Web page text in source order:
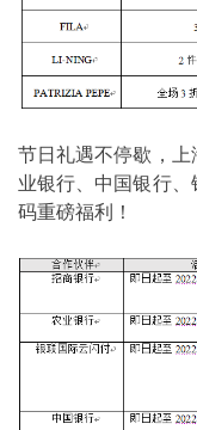
节日礼遇不停歇，
业银行、中国银行
码重磅福利！